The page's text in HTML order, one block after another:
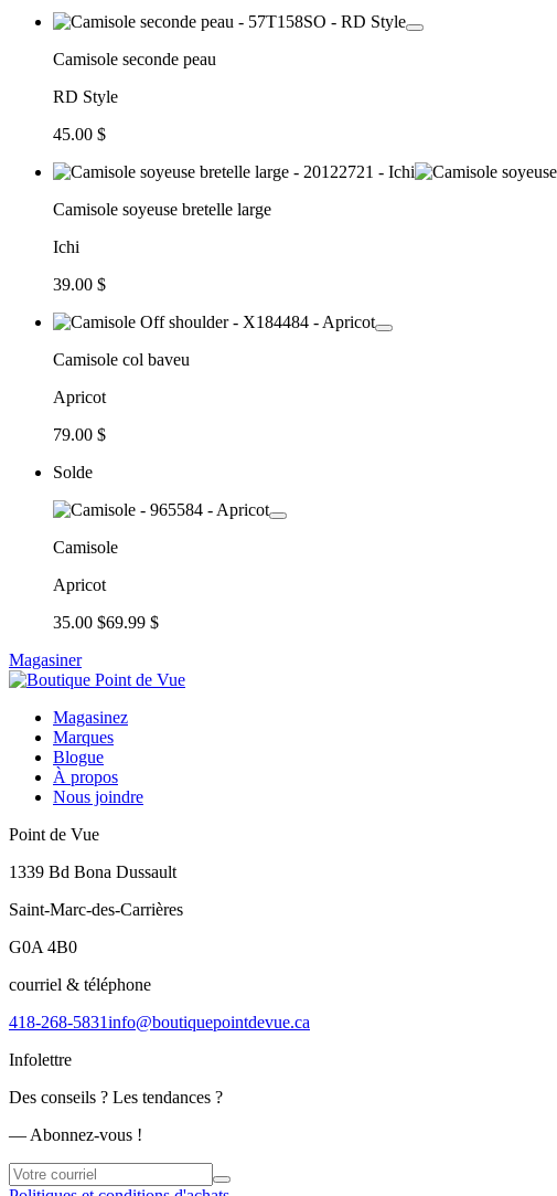
Camisole seconde peau
RD Style
45.00 $
Camisole soyeuse bretelle large
Ichi
39.00 $
Camisole col baveu
Apricot
79.00 $
Solde
Camisole
Apricot
35.00 $69.99 $
Magasiner
Magasinez
Marques
Blogue
À propos
Nous joindre
Point de Vue
1339 Bd Bona Dussault
Saint-Marc-des-Carrières
G0A 4B0
courriel & téléphone
418-268-5831info@boutiquepointdevue.ca
Infolettre
Des conseils ? Les tendances ?
― Abonnez-vous !